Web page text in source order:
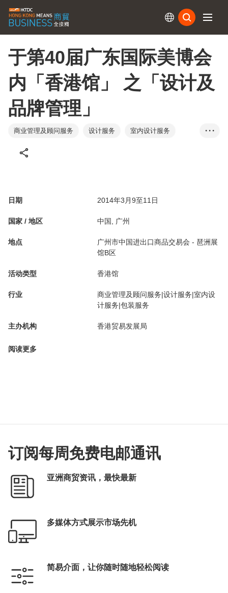
于第40届广东国际美博会
内「香港馆」 之「设计及
品牌管理」
商业管理及顾问服务 设计服务
室内设计服务
• • •
日期 2014年3月9至11日
国家 / 地区 中国, 广州
地点
广州市中国进出口商品交易会 - 琶洲展
馆B区
活动类型 香港馆
行业
商业管理及顾问服务|设计服务|室内设
计服务|包装服务
主办机构 香港贸易发展局
阅读更多
订阅每周免费电邮通讯
亚洲商贸资讯，最快最新
多媒体方式展示市场先机
简易介面，让你随时随地轻松阅读